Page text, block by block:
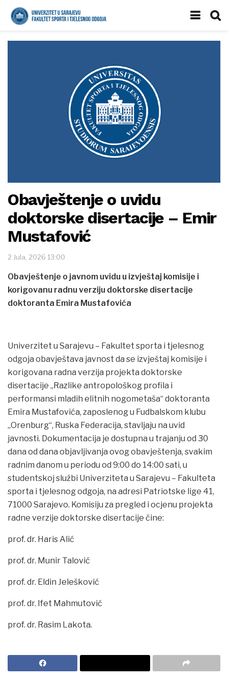
Obavještenje o uvidu
doktorske disertacije – Emir
Mustafović
2 Jula, 2026 13:00
Obavještenje o javnom uvidu u izvještaj komisije i
korigovanu radnu verziju doktorske disertacije
doktoranta Emira Mustafovića
Univerzitet u Sarajevu – Fakultet sporta i tjelesnog
odgoja obavještava javnost da se izvještaj komisije i
korigovana radna verzija projekta doktorske
disertacije „Razlike antropološkog profila i
performansi mladih elitnih nogometaša“ doktoranta
Emira Mustafovića, zaposlenog u Fudbalskom klubu
„Orenburg“, Ruska Federacija, stavljaju na uvid
javnosti. Dokumentacija je dostupna u trajanju od 30
dana od dana objavljivanja ovog obavještenja, svakim
radnim danom u periodu od 9:00 do 14:00 sati, u
studentskoj službi Univerziteta u Sarajevu – Fakulteta
sporta i tjelesnog odgoja, na adresi Patriotske lige 41,
71000 Sarajevo. Komisiju za pregled i ocjenu projekta
radne verzije doktorske disertacije čine:
prof. dr. Haris Alić
prof. dr. Munir Talović
prof. dr. Eldin Jelešković
prof. dr. Ifet Mahmutović
prof. dr. Rasim Lakota.